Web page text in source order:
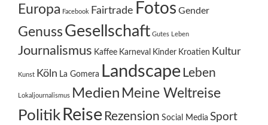
Europa Facebook Fairtrade Fotos Gender
Genuss Gesellschaft Gutes Leben
Journalismus Kaffee Karneval Kinder Kroatien Kultur
Kunst Köln La Gomera Landscape Leben
Lokaljournalismus Medien Meine Weltreise
Politik Reise Rezension Social Media Sport